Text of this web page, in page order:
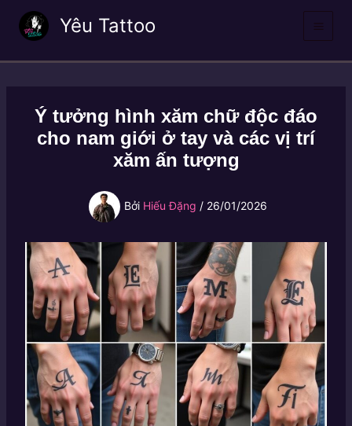
dung
Yêu Tattoo
Ý tưởng hình xăm chữ độc đáo
cho nam giới ở tay và các vị trí
xăm ấn tượng
Bởi Hiếu Đặng / 26/01/2026